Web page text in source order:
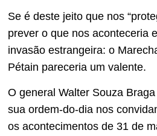
Se é deste jeito que nos
prever o que nos aconteceria
invasão estrangeira: o
Pétain pareceria um valente.
O general Walter Souza
sua ordem-do-dia nos
os acontecimentos de 31 de